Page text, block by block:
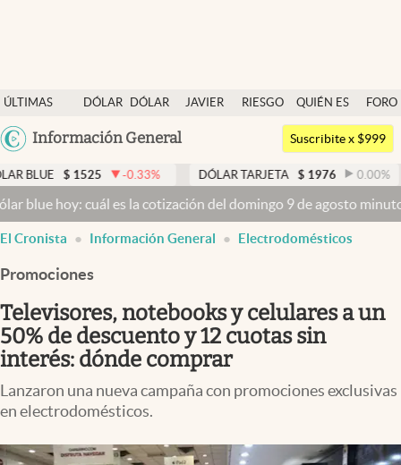
ÚLTIMAS
NOTICIAS
DÓLAR
DÓLAR
JAVIER
RIESGO
QUIÉN ES
QUIÉN
FORO
Argentina
México
Colombia
Información General
Dólar
Members
Economía y Política
Finanzas y Mercados
Mercados Online
Negocios
Columnistas
Otras secciones
Infotechnology
Clase
Suscribite x $999
1525 -0.33% DÓLAR TARJETA $ 1976 0.00% DÓLAR
cuál es la cotización del domingo 9 de agosto minuto a minuto
El Cronista Información General Electrodomésticos
Promociones
Televisores, notebooks y celulares a un
50% de descuento y 12 cuotas sin
interés: dónde comprar
Lanzaron una nueva campaña con promociones exclusivas
en electrodomésticos.